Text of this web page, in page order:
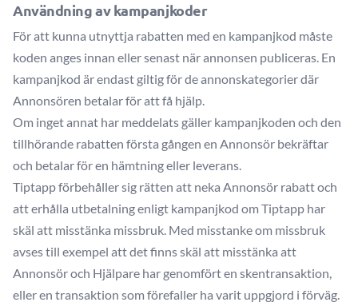
Användning av kampanjkoder
För att kunna utnyttja rabatten med en kampanjkod måste
koden anges innan eller senast när annonsen publiceras. En
kampanjkod är endast giltig för de annonskategorier där
Annonsören betalar för att få hjälp.
Om inget annat har meddelats gäller kampanjkoden och den
tillhörande rabatten första gången en Annonsör bekräftar
och betalar för en hämtning eller leverans.
Tiptapp förbehåller sig rätten att neka Annonsör rabatt och
att erhålla utbetalning enligt kampanjkod om Tiptapp har
skäl att misstänka missbruk. Med misstanke om missbruk
avses till exempel att det finns skäl att misstänka att
Annonsör och Hjälpare har genomfört en skentransaktion,
eller en transaktion som förefaller ha varit uppgjord i förväg.